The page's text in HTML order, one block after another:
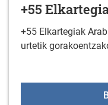
+55
+55 Elkartegiak
urtetik